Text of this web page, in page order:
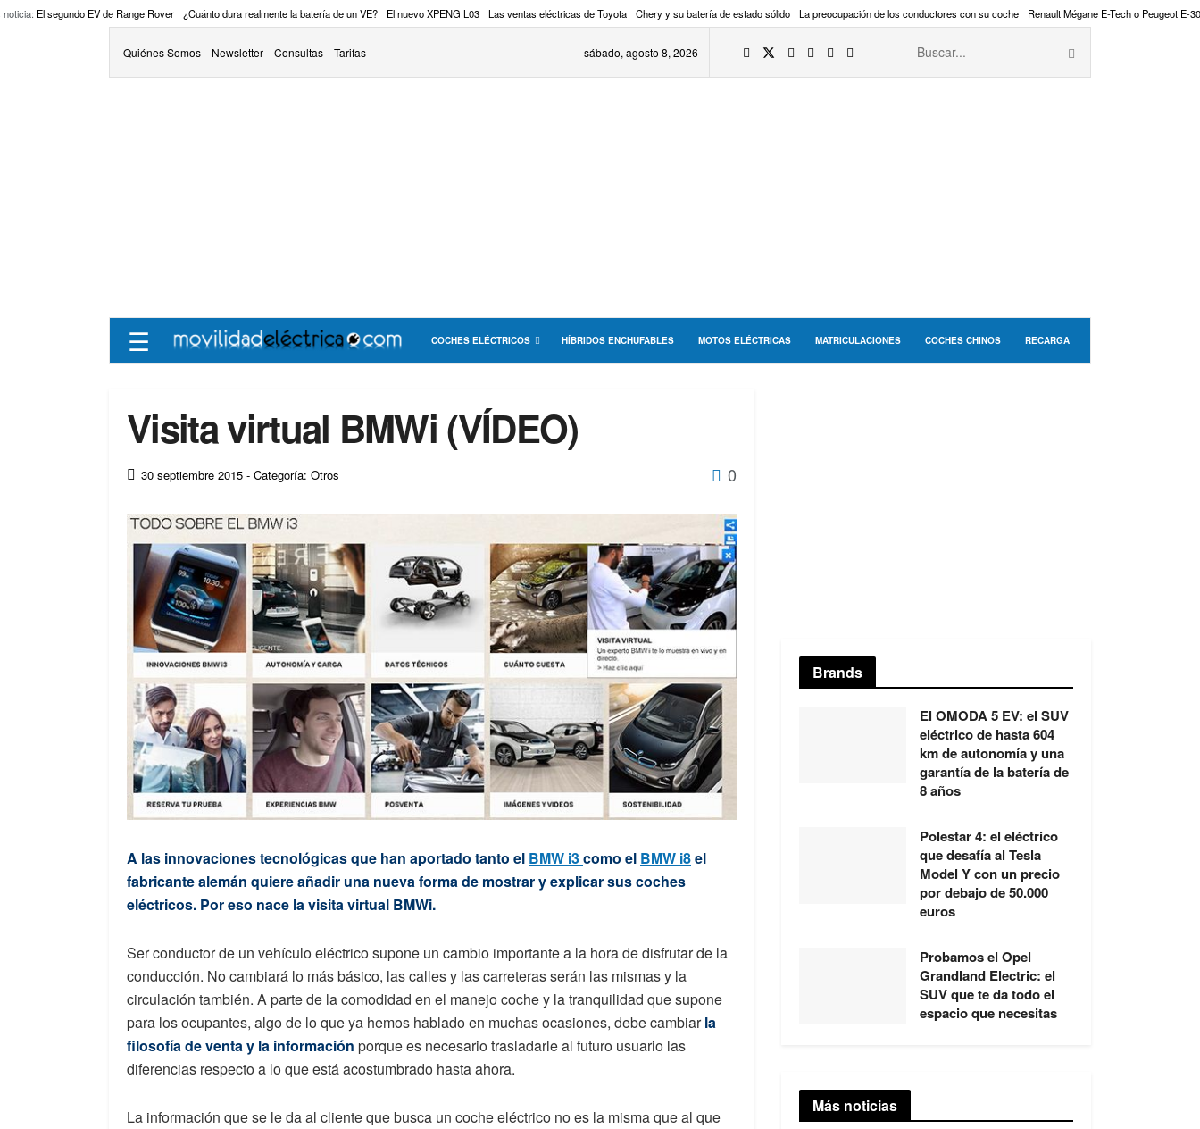
noticia: El segundo EV de Range Rover ¿Cuánto dura realmente la batería de un VE? El nuevo XPENG L03 Las ventas eléctricas de Toyota Chery y su batería de estado sólido La preocupación de los conductores con su coche Renault Mégane E-Tech o Peugeot E-
Quiénes Somos Newsletter Consultas Tarifas sábado, agosto 8, 2026
☰ COCHES ELÉCTRICOS HÍBRIDOS ENCHUFABLES MOTOS ELÉCTRICAS MATRICULACIONES COCHES CHINOS RECARGA
Visita virtual BMWi (VÍDEO)
30 septiembre 2015 - Categoría: Otros 0
A las innovaciones tecnológicas que han aportado tanto el BMW i3como el BMW i8el
fabricante alemán quiere añadir una nueva forma de mostrar y explicar sus coches
eléctricos. Por eso nace la visita virtual BMWi.
Ser conductor de un vehículo eléctrico supone un cambio importante a la hora de disfrutar de la
conducción. No cambiará lo más básico, las calles y las carreteras serán las mismas y la
circulación también. A parte de la comodidad en el manejo coche y la tranquilidad que supone
para los ocupantes, algo de lo que ya hemos hablado en muchas ocasiones, debe cambiarla
filosofía de venta y la información porque es necesario trasladarle al futuro usuario las
diferencias respecto a lo que está acostumbrado hasta ahora.
La información que se le da al cliente que busca un coche eléctrico no es la misma que al que
Brands
El OMODA 5 EV: el SUV
eléctrico de hasta 604
km de autonomía y una
garantía de la batería de
8 años
Polestar 4: el eléctrico
que desafía al Tesla
Model Y con un precio
por debajo de 50.000
euros
Probamos el Opel
Grandland Electric: el
SUV que te da todo el
espacio que necesitas
Más noticias